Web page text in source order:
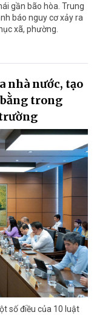
gần bão hòa. Trung
báo nguy cơ xảy ra
xã, phường.
nhà nước, tạo
trong
số điều của 10 luật